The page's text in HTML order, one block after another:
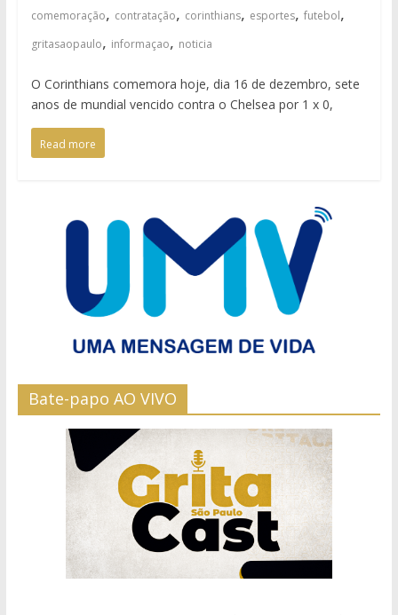
comemoração, contratação, corinthians, esportes, futebol,
gritasaopaulo, informaçao, noticia
O Corinthians comemora hoje, dia 16 de dezembro, sete
anos de mundial vencido contra o Chelsea por 1 x 0,
Read more
Bate-papo AO VIVO